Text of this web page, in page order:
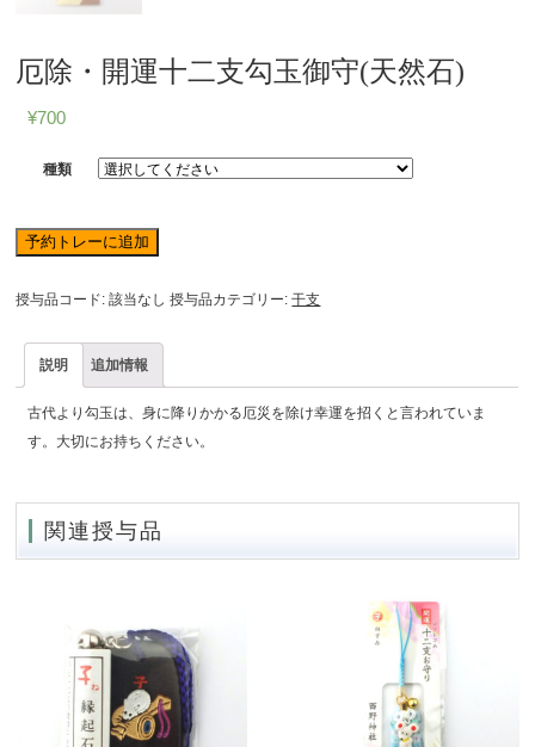
厄除・開運十二支勾玉御守(天然石)
¥700
種類
厄
開
二
支
勾
(天
予約トレーに追加
授与品コード:該当なし 授与品カテゴリー:干支
説明 追加情報
古代より勾玉は、身に降りかかる厄災を除け幸運を招くと言われていま
す。大切にお持ちください。
関連授与品